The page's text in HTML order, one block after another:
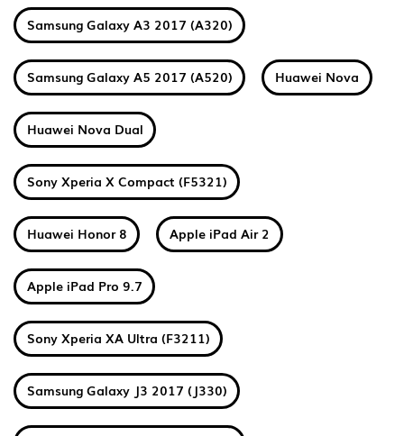
Samsung Galaxy A3 2017 (A320)
Samsung Galaxy A5 2017 (A520) Huawei Nova
Huawei Nova Dual
Sony Xperia X Compact (F5321)
Huawei Honor 8 Apple iPad Air 2
Apple iPad Pro 9.7
Sony Xperia XA Ultra (F3211)
Samsung Galaxy J3 2017 (J330)